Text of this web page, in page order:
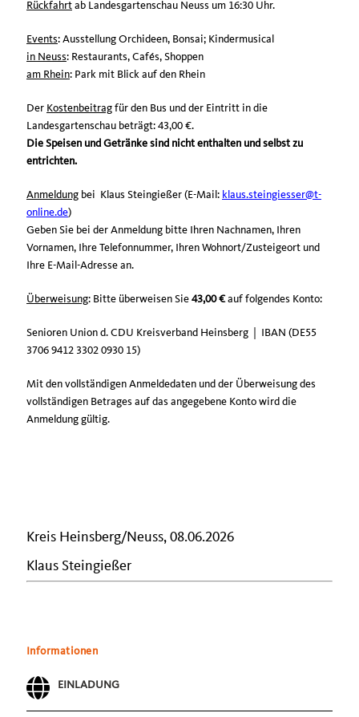
Rückfahrtab Landesgartenschau Neuss um 16:30 Uhr.
Events: Ausstellung Orchideen, Bonsai; Kindermusical
in Neuss: Restaurants, Cafés, Shoppen
am Rhein: Park mit Blick auf den Rhein
Der Kostenbeitragfür den Bus und der Eintritt in die
Landesgartenschau beträgt: 43,00 €.
Die Speisen und Getränke sind nicht enthalten und selbst zu
entrichten.
Anmeldung bei Klaus Steingießer (E-Mail: klaus.steingiesser@t-
online.de)
Geben Sie bei der Anmeldung bitte Ihren Nachnamen, Ihren
Vornamen, Ihre Telefonnummer, Ihren Wohnort/Zusteigeort und
Ihre E-Mail-Adresse an.
Überweisung: Bitte überweisen Sie43,00auf folgendes Konto:
Senioren Union d. CDU Kreisverband Heinsberg | IBAN (DE55
3706 9412 3302 0930 15)
Mit den vollständigen Anmeldedaten und der Überweisung des
vollständigen Betrages auf das angegebene Konto wird die
Anmeldung gültig.
Kreis Heinsberg/Neuss, 08.06.2026
Klaus Steingießer
Informationen
EINLADUNG